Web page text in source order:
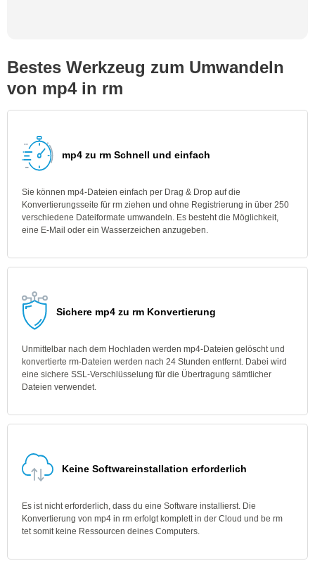
Bestes Werkzeug zum Umwandeln
von mp4 in rm
mp4 zu rm Schnell und einfach
Sie können mp4-Dateien einfach per Drag & Drop auf die
Konvertierungsseite für rm ziehen und ohne Registrierung in über 250
verschiedene Dateiformate umwandeln. Es besteht die Möglichkeit,
eine E-Mail oder ein Wasserzeichen anzugeben.
Sichere mp4 zu rm Konvertierung
Unmittelbar nach dem Hochladen werden mp4-Dateien gelöscht und
konvertierte rm-Dateien werden nach 24 Stunden entfernt. Dabei wird
eine sichere SSL-Verschlüsselung für die Übertragung sämtlicher
Dateien verwendet.
Keine Softwareinstallation erforderlich
Es ist nicht erforderlich, dass du eine Software installierst. Die
Konvertierung von mp4 in rm erfolgt komplett in der Cloud und be rm
tet somit keine Ressourcen deines Computers.